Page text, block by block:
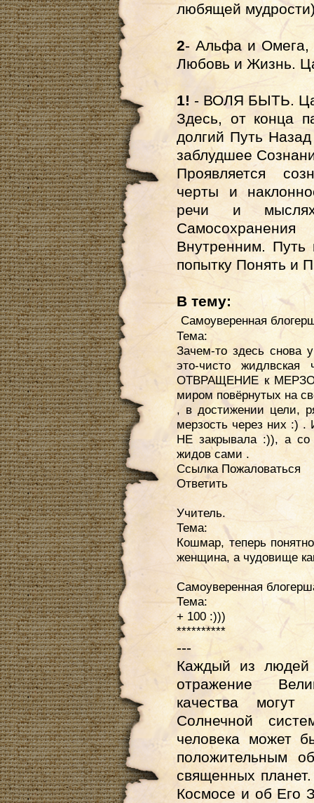
любящей
2- Альфа и Омега,
Любовь и Жизнь.
1! - ВОЛЯ БЫТЬ.
Здесь, от конца
долгий Путь
заблудшее
Проявляется
черты и
речи и
Внутренним. Путь
попытку Понять и
В тему:
Самоуверенная
Тема:
Зачем-то здесь снова
это-чисто
ОТВРАЩЕНИЕ к
миром повёрнутых на
, в достижении цели,
мерзость через них :)
НЕ закрывала :)), а со
жидов сами .
Ссылка Пожаловаться
Ответить
Учитель.
Тема:
Кошмар, теперь
женщина, а чудовище
Самоуверенная
Тема:
+ 100 :)))
**********
---
Каждый из людей
отражение
качества
Солнечной
человека может
положительным
священных
Космосе и об Его